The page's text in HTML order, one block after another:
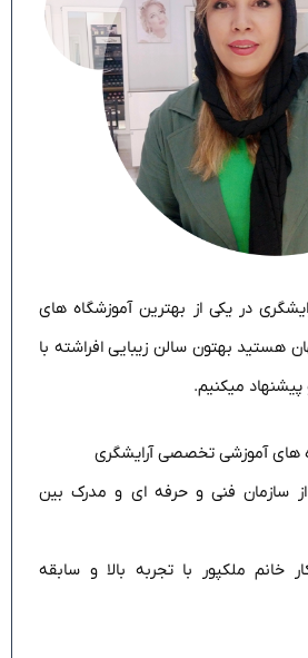
در یکی از بهترین آموزشگاه های
هستید بهتون سالن زیبایی افراشته با
میکنیم.
های آموزشی تخصصی آرایشگری
سازمان فنی و حرفه ای و مدرک بین
خانم ملکپور با تجربه بالا و سابقه